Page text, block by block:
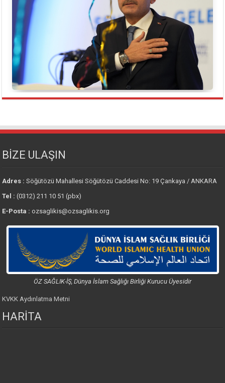
BİZE ULAŞIN
Adres :Söğütözü Mahallesi Söğütözü Caddesi No: 19 Çankaya / ANKARA
Tel : (0312) 211 10 51 (pbx)
E-Posta : ozsaglikis@ozsaglikis.org
ÖZ SAĞLIK-İŞ, Dünya İslam Sağlığı Birliği Kurucu Üyesidir
KVKK Aydınlatma Metni
HARİTA